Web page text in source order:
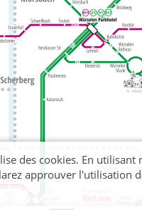
des cookies. En utilisant
approuver l'utilisation